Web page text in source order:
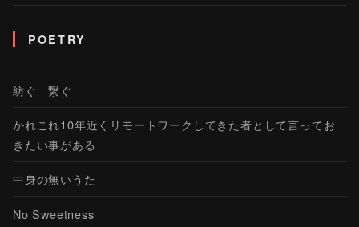
POETRY
紡ぐ 繋ぐ
かれこれ10年近くリモートワークしてきた者として言ってお
きたい事がある
中身の無いうた
No Sweetness